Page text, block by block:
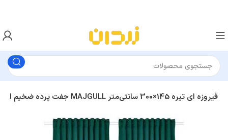
1 جفت پرده ضخیم ایکیا MAJGULL فیروزه ای تیره 145×300 سانتی‌متر